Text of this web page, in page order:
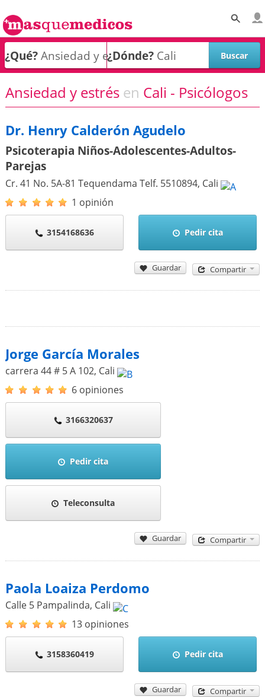
¿Qué? ¿Dónde?
Ansiedad y estrés en Cali - Psicólogos
Dr. Henry Calderón Agudelo
Psicoterapia Niños-Adolescentes-Adultos-
Parejas
Cr. 41 No. 5A-81 Tequendama Telf. 5510894, Cali
1 opinión
3154168636 Pedir cita
Guardar Compartir
Jorge García Morales
carrera 44 # 5 A 102, Cali
6 opiniones
3166320637
Pedir cita
Teleconsulta
Guardar Compartir
Paola Loaiza Perdomo
Calle 5 Pampalinda, Cali
13 opiniones
3158360419 Pedir cita
Guardar Compartir